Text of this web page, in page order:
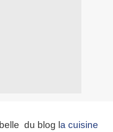
du blog l a cuisine